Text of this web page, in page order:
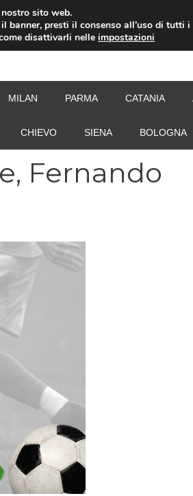
MILAN PARMA CATANIA
CHIEVO SIENA BOLOGNA
Fernando
sito web.
banner, presti il consenso all’uso di tutti i
disattivarli nelleimpostazioni